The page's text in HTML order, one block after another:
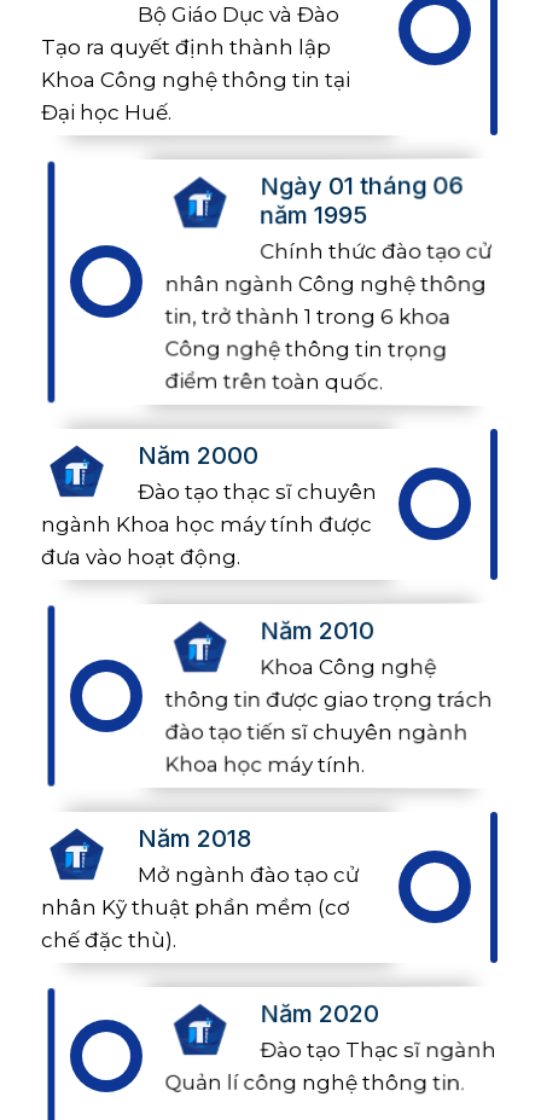
Bộ Giáo Dục và Đào
Tạo ra quyết định thành lập
Khoa Công nghệ thông tin tại
Đại học Huế.
Ngày 01 tháng 06
năm 1995
Chính thức đào tạo cử
nhân ngành Công nghệ thông
tin, trở thành 1 trong 6 khoa
Công nghệ thông tin trọng
điểm trên toàn quốc.
Năm 2000
Đào tạo thạc sĩ chuyên
ngành Khoa học máy tính được
đưa vào hoạt động.
Năm 2010
Khoa Công nghệ
thông tin được giao trọng trách
đào tạo tiến sĩ chuyên ngành
Khoa học máy tính.
Năm 2018
Mở ngành đào tạo cử
nhân Kỹ thuật phần mềm (cơ
chế đặc thù).
Năm 2020
Đào tạo Thạc sĩ ngành
Quản lí công nghệ thông tin.